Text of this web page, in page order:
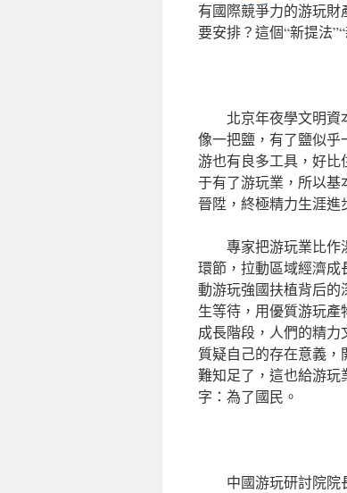
有國際競爭力的游玩財
要安排？這個“新提法
北京年夜學文明資
像一把鹽，有了鹽似
游也有良多工具，好比
于有了游玩業，所以基
晉陞，終極精力生涯進
專家把游玩業比作
環節，拉動區域經濟成
動游玩強國扶植背后
生等待，用優質游玩
成長階段，人們的精
質疑自己的存在意義
難知足了，這也給游玩
字：為了國民。
中國游玩研討院